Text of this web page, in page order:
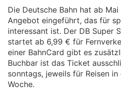
Die Deutsche Bahn hat ab
Angebot eingeführt, das für
interessant ist. Der DB Super
startet ab 6,99 € für
einer BahnCard gibt es
Buchbar ist das Ticket
sonntags, jeweils für Reisen
Woche.